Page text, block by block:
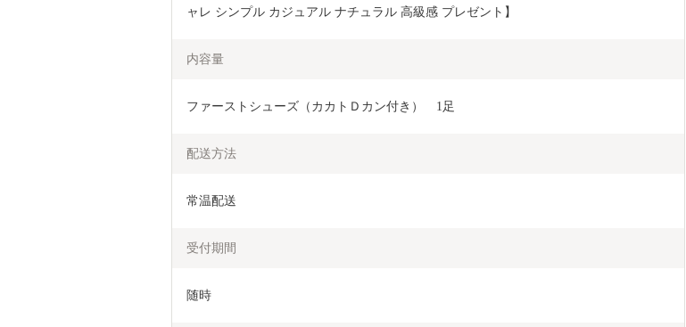
ャレ シンプル カジュアル ナチュラル 高級感 プレゼント】
内容量
ファーストシューズ（カカトＤカン付き）　1足
配送方法
常温配送
受付期間
随時